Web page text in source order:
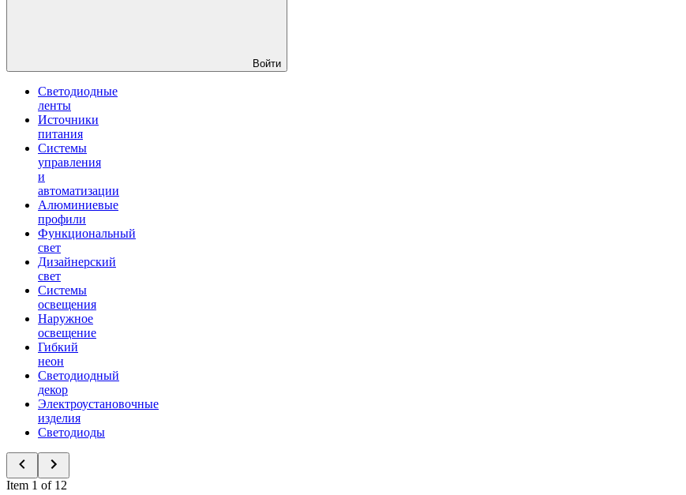
Войти
Светодиодные
ленты
Источники
питания
Системы
управления
и
автоматизации
Алюминиевые
профили
Функциональный
свет
Дизайнерский
свет
Системы
освещения
Наружное
освещение
Гибкий
неон
Светодиодный
декор
Электроустановочные
изделия
Светодиоды
Item 1 of 12